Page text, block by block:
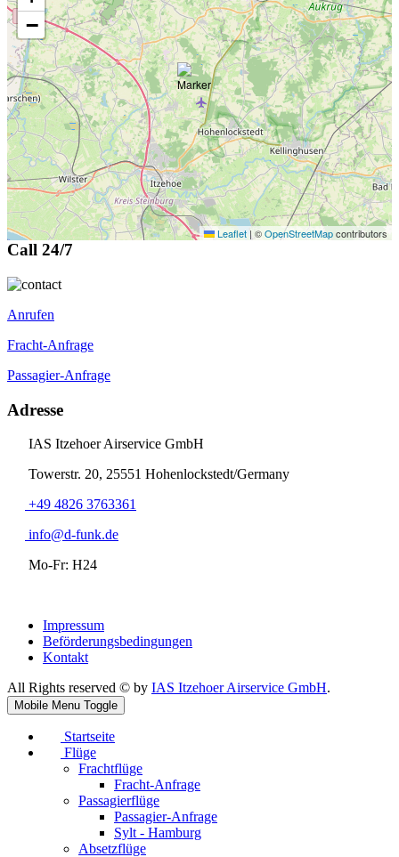
−
Leaflet | ©OpenStreetMapcontributors
Call 24/7
Anrufen
Fracht-Anfrage
Passagier-Anfrage
Adresse
IAS Itzehoer Airservice GmbH
Towerstr. 20, 25551 Hohenlockstedt/Germany
+49 4826 3763361
info@d-funk.de
Mo-Fr: H24
Impressum
Beförderungsbedingungen
Kontakt
All Rights reserved © by IAS Itzehoer Airservice GmbH.
Mobile Menu Toggle
Startseite
Flüge
Frachtflüge
Fracht-Anfrage
Passagierflüge
Passagier-Anfrage
Sylt - Hamburg
Absetzflüge